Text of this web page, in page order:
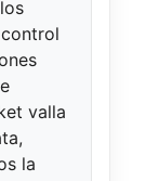
valla
la